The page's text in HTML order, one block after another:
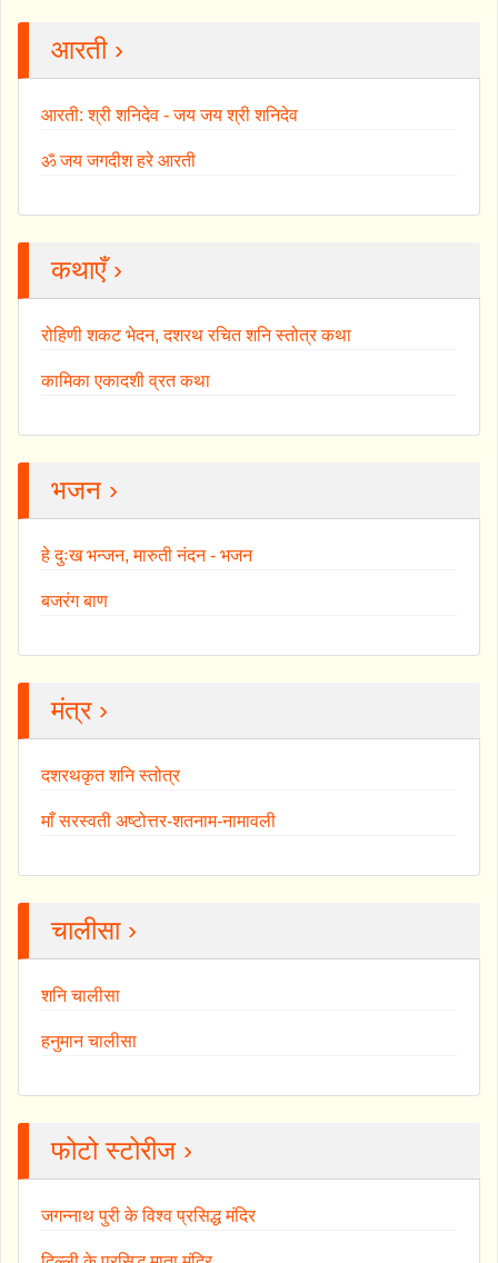
आरती ›
आरती: श्री शनिदेव - जय जय श्री शनिदेव
ॐ जय जगदीश हरे आरती
कथाएँ ›
रोहिणी शकट भेदन, दशरथ रचित शनि स्तोत्र कथा
कामिका एकादशी व्रत कथा
भजन ›
हे दुःख भन्जन, मारुती नंदन - भजन
बजरंग बाण
मंत्र ›
दशरथकृत शनि स्तोत्र
माँ सरस्वती अष्टोत्तर-शतनाम-नामावली
चालीसा ›
शनि चालीसा
हनुमान चालीसा
फोटो स्टोरीज ›
जगन्नाथ पुरी के विश्व प्रसिद्ध मंदिर